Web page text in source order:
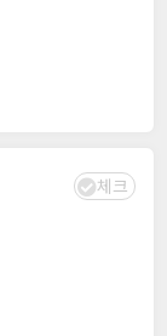
체크